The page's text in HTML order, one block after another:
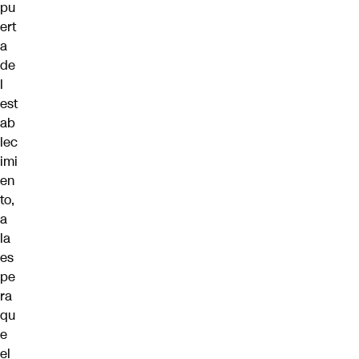
pu
ert
a
de
l
est
ab
lec
imi
en
to,
a
la
es
pe
ra
qu
e
el